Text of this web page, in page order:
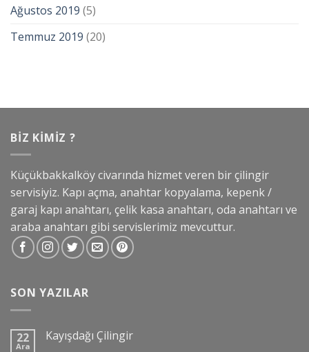
Ağustos 2019 (5)
Temmuz 2019 (20)
BIZ KIMIZ ?
Küçükbakkalköy civarında hizmet veren bir çilingir
servisiyiz. Kapı açma, anahtar kopyalama, kepenk /
garaj kapı anahtarı, çelik kasa anahtarı, oda anahtarı ve
araba anahtarı gibi servislerimiz mevcuttur.
SON YAZILAR
22
Ara
Kayışdağı Çilingir